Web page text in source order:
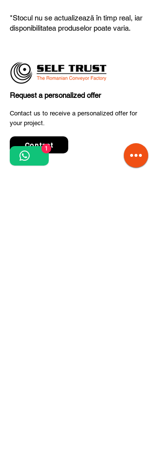
fiabilitate și performanță superioară.
*Stocul nu se actualizează în timp real, iar
disponibilitatea produselor poate varia.
Request a personalized offer
Contact us to receive a personalized offer for
your project.
Contact
1